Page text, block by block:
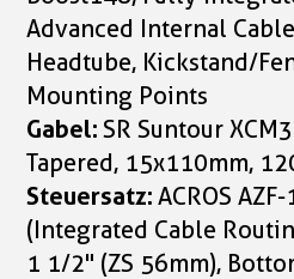
Advanced Internal
Headtube, Kickstand/
Mounting Points
Gabel:SR Suntour
Tapered, 15x110mm,
Steuersatz:ACROS
(Integrated Cable
1 1/2" (ZS 56mm),